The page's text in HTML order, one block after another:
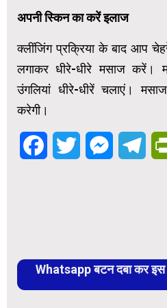
अपनी स्किन का करें इलाज
क्लींजिंग प्रक्रिया के बाद आप
लगाकर धीरे-धीरे मसाज
उंगलियां धीरे-धीरें चलाएं।
करेगी।
FacebookTwitter
Whatsapp बटन दबा कर